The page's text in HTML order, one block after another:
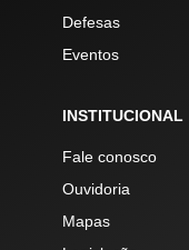
Defesas
Eventos
INSTITUCIONAL
Fale conosco
Ouvidoria
Mapas